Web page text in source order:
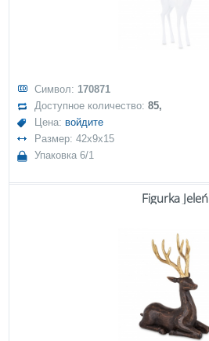
Символ: 170871
Доступное количество:85,
Цена: войдите
Размер: 42x9x15
Упаковка 6/1
Figurka Jeleń